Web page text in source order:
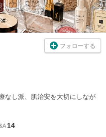
フォローする
なし派、肌治安を大切にしなが
14